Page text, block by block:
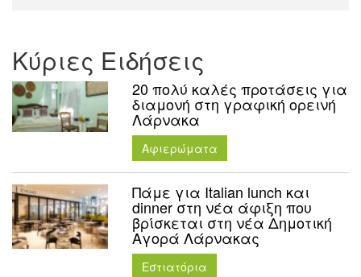
Κύριες Ειδήσεις
20 πολύ καλές προτάσεις για
διαμονή στη γραφική ορεινή
Λάρνακα
Aφιερώματα
Πάμε για Italian lunch και
dinner στη νέα άφιξη που
βρίσκεται στη νέα Δημοτική
Αγορά Λάρνακας
Εστιατόρια